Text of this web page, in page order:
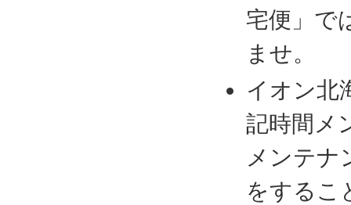
宅便」で
ませ。
イオン北
記時間メ
メンテナ
をするこ